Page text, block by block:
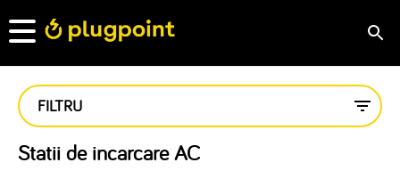
FILTRU
Statii de incarcare AC